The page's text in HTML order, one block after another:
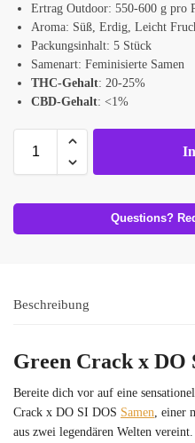
Ertrag Outdoor: 550-600 g pro
Aroma: Süß, Erdig, Leicht
Packungsinhalt: 5 Stück
Samenart: Feminisierte Samen
THC-Gehalt: 20-25%
CBD-Gehalt: <1%
Questions?
Beschreibung
Green Crack x DO
Bereite dich vor auf eine
Crack x DO SI DOS Samen , einer
aus zwei legendären Welten